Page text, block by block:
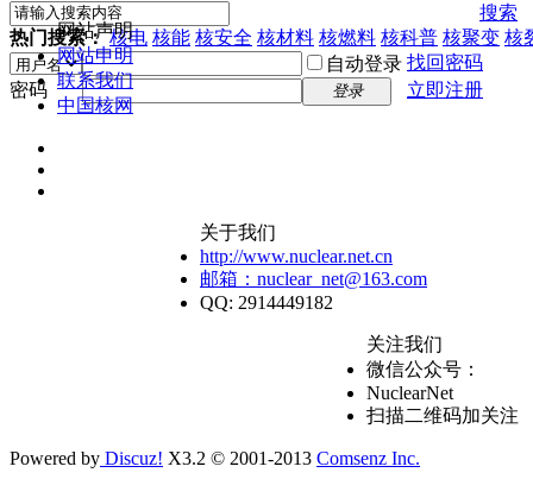
搜索
热门搜索： 核电 核能 核安全 核材料 核燃料 核科普 核聚变 核
自动登录 找回密码
密码
登录 立即注册
网站声明
网站申明
联系我们
中国核网
关于我们
http://www.nuclear.net.cn
邮箱：nuclear_net@163.com
QQ: 2914449182
关注我们
微信公众号：
NuclearNet
扫描二维码加关注
Powered by Discuz! X3.2 © 2001-2013 Comsenz Inc.